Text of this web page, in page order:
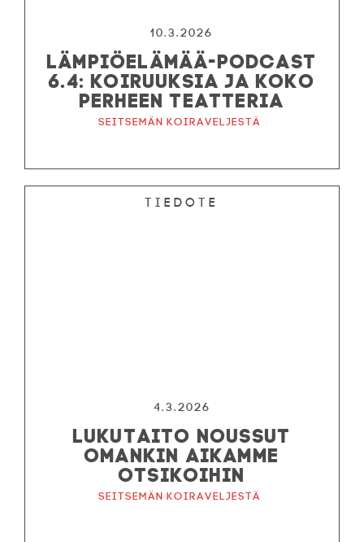
10.3.2026
LÄMPIÖELÄMÄÄ-PODCAST
6.4: KOIRUUKSIA JA KOKO
PERHEEN TEATTERIA
Seitsemän koiraveljestä
Tiedote
4.3.2026
LUKUTAITO NOUSSUT
OMANKIN AIKAMME
OTSIKOIHIN
Seitsemän koiraveljestä